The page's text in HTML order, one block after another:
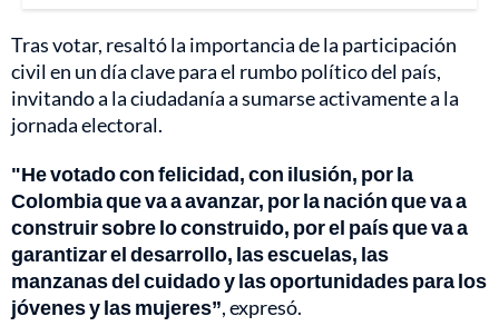
Tras votar, resaltó la importancia de la participación
civil en un día clave para el rumbo político del país,
invitando a la ciudadanía a sumarse activamente a la
jornada electoral.
"He votado con felicidad, con ilusión, por la
Colombia que va a avanzar, por la nación que va a
construir sobre lo construido, por el país que va a
garantizar el desarrollo, las escuelas, las
manzanas del cuidado y las oportunidades para los
jóvenes y las mujeres”, expresó.